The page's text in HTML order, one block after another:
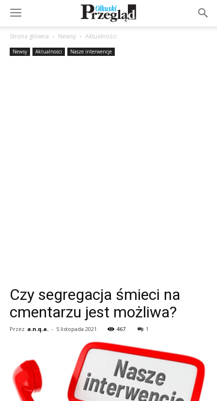
Strona główna Newsy Aktualności
Newsy Aktualności Nasze interwencje
Czy segregacja śmieci na
cmentarzu jest możliwa?
Przez a.n.q.a. - 5 listopada 2021 467 1